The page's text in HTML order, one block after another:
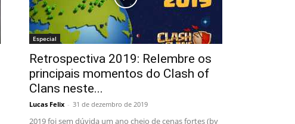
Especial
Retrospectiva 2019: Relembre os
principais momentos do Clash of
Clans neste...
Lucas Felix - 31 de dezembro de 2019
2019 foi sem dúvida um ano cheio de cenas fortes (by